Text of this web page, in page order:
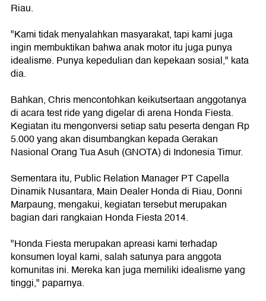
Riau.
"Kami tidak menyalahkan masyarakat, tapi kami juga
ingin membuktikan bahwa anak motor itu juga punya
idealisme. Punya kepedulian dan kepekaan sosial," kata
dia.
Bahkan, Chris mencontohkan keikutsertaan anggotanya
di acara test ride yang digelar di arena Honda Fiesta.
Kegiatan itu mengonversi setiap satu peserta dengan Rp
5.000 yang akan disumbangkan kepada Gerakan
Nasional Orang Tua Asuh (GNOTA) di Indonesia Timur.
Sementara itu, Public Relation Manager PT Capella
Dinamik Nusantara, Main Dealer Honda di Riau, Donni
Marpaung, mengakui, kegiatan tersebut merupakan
bagian dari rangkaian Honda Fiesta 2014.
"Honda Fiesta merupakan apreasi kami terhadap
konsumen loyal kami, salah satunya para anggota
komunitas ini. Mereka kan juga memiliki idealisme yang
tinggi," paparnya.